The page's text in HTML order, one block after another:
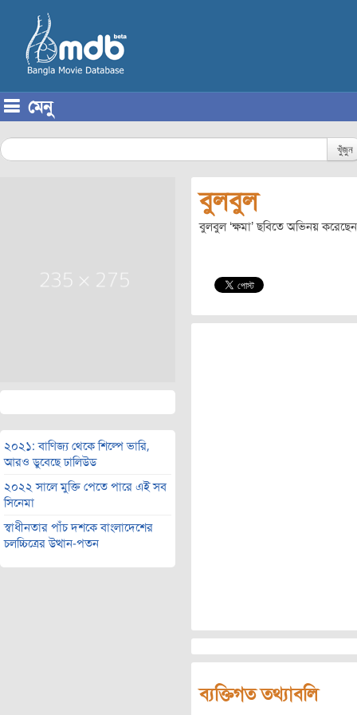
মেনু
খুঁজুন
২০২১: বাণিজ্য থেকে শিল্পে ভারি,
আরও ডুবেছে ঢালিউড
২০২২ সালে মুক্তি পেতে পারে এই সব
সিনেমা
স্বাধীনতার পাঁচ দশকে বাংলাদেশের
চলচ্চিত্রের উত্থান-পতন
বুলবুল
বুলবুল ‘ক্ষমা’ ছবিতে অভিনয়
ব্যক্তিগত তথ্যাবলি